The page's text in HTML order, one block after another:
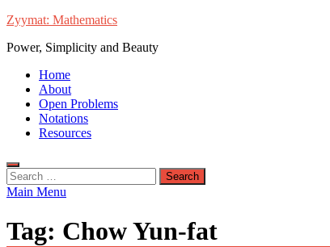
Skip
content
Zyymat: Mathematics
Power, Simplicity and Beauty
Home
About
Open Problems
Notations
Resources
Search
for:
Main Menu
Tag: Chow Yun-fat